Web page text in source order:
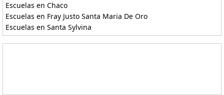
Escuelas en Chaco
Escuelas en Fray Justo Santa Maria De Oro
Escuelas en Santa Sylvina